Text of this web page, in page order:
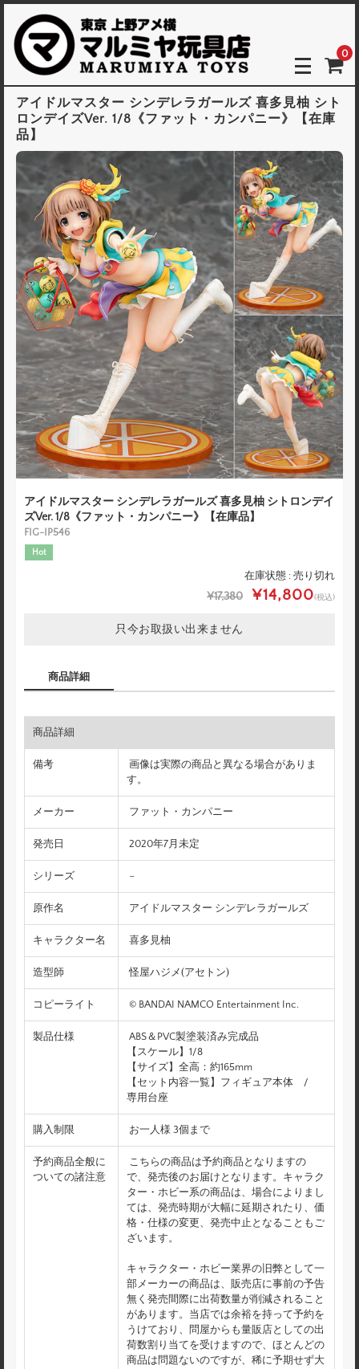
0
アイドルマスター シンデレラガールズ 喜多見柚 シト
ロンデイズVer. 1/8《ファット・カンパニー》【在庫
品】
アイドルマスター シンデレラガールズ 喜多見柚 シトロンデイ
ズVer. 1/8《ファット・カンパニー》【在庫品】
FIG-IP546
Hot
在庫状態 : 売り切れ
¥17,380 ¥14,800(税込)
只今お取扱い出来ません
商品詳細
商品詳細
備考
画像は実際の商品と異なる場合がありま
す。
メーカー ファット・カンパニー
発売日 2020年7月未定
シリーズ –
原作名 アイドルマスター シンデレラガールズ
キャラクター名 喜多見柚
造型師 怪屋ハジメ(アセトン)
コピーライト © BANDAI NAMCO Entertainment Inc.
製品仕様
ABS＆PVC製塗装済み完成品
【スケール】1/8
【サイズ】全高：約165mm
【セット内容一覧】フィギュア本体 /
専用台座
購入制限 お一人様 3個まで
予約商品全般に
ついての諸注意
こちらの商品は予約商品となりますの
で、発売後のお届けとなります。キャラク
ター・ホビー系の商品は、場合によりまし
ては、発売時期が大幅に延期されたり、価
格・仕様の変更、発売中止となることもご
ざいます。
キャラクター・ホビー業界の旧弊として一
部メーカーの商品は、販売店に事前の予告
無く発売間際に出荷数量が削減されること
があります。当店では余裕を持って予約を
うけており、問屋からも量販店としての出
荷数割り当てを受けますので、ほとんどの
商品は問題ないのですが、稀に予期せず大